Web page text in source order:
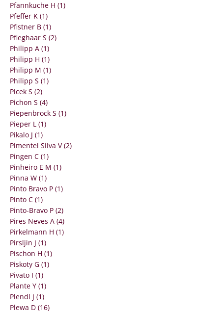
Pfannkuche H (1)
Pfeffer K (1)
Pfistner B (1)
Pfleghaar S (2)
Philipp A (1)
Philipp H (1)
Philipp M (1)
Philipp S (1)
Picek S (2)
Pichon S (4)
Piepenbrock S (1)
Pieper L (1)
Pikalo J (1)
Pimentel Silva V (2)
Pingen C (1)
Pinheiro E M (1)
Pinna W (1)
Pinto Bravo P (1)
Pinto C (1)
Pinto-Bravo P (2)
Pires Neves A (4)
Pirkelmann H (1)
Pirsljin J (1)
Pischon H (1)
Piskoty G (1)
Pivato I (1)
Plante Y (1)
Plendl J (1)
Plewa D (16)